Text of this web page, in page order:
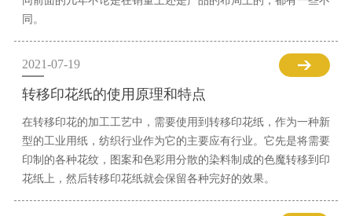
同。
2021-07-19
转移印花纸的使用原理和特点
在转移印花的加工工艺中，需要使用到转移印花纸，作为一种新
型的工业用纸，纺织行业作为它的主要应有行业。它先是将需要
印制的各种花纹，图案和色彩用分散的染料制成的色魔转移到印
花纸上，然后转移印花纸就会保留各种完好的效果。